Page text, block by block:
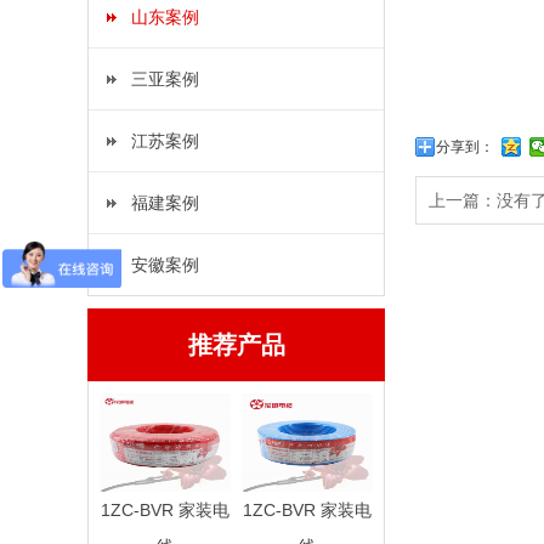
山东案例
三亚案例
江苏案例
福建案例
安徽案例
推荐产品
1ZC-BVR 家装电
1ZC-BVR 家装电
分享到：
上一篇：没有